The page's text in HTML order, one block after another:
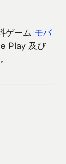
ゲーム モバ
Play 及び